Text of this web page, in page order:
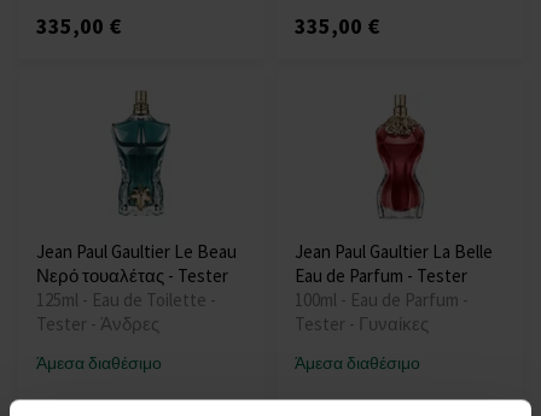
335,00 € 335,00 €
Jean Paul Gaultier Le Beau
Νερό τουαλέτας - Tester
125ml - Eau de Toilette -
Tester - Άνδρες
Άμεσα διαθέσιμο
Jean Paul Gaultier La Belle
Eau de Parfum - Tester
100ml - Eau de Parfum -
Tester - Γυναίκες
Άμεσα διαθέσιμο